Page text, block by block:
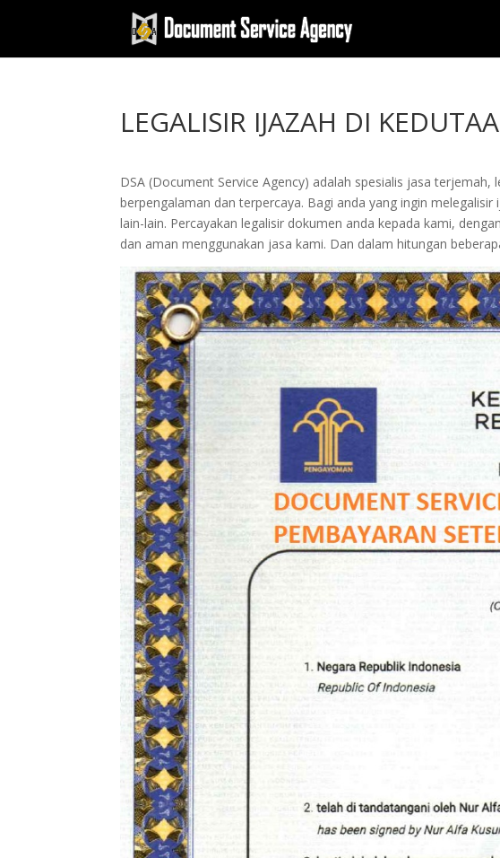
LEGALISIR IJAZAH DI
DSA (Document Service Agency) adalah spesialis jasa
berpengalaman dan terpercaya. Bagi anda yang ingin
lain-lain. Percayakan legalisir dokumen anda kepada kami,
dan aman menggunakan jasa kami. Dan dalam hitungan